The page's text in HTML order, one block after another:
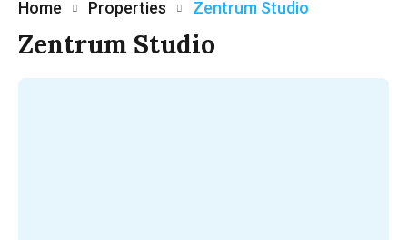
Home Properties Zentrum Studio
Zentrum Studio